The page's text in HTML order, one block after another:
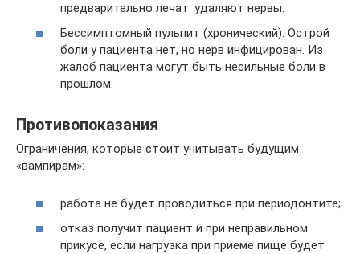
предварительно лечат: удаляют нервы.
Бессимптомный пульпит (хронический). Острой
боли у пациента нет, но нерв инфицирован. Из
жалоб пациента могут быть несильные боли в
прошлом.
Противопоказания
Ограничения, которые стоит учитывать будущим
«вампирам»:
работа не будет проводиться при периодонтите;
отказ получит пациент и при неправильном
прикусе, если нагрузка при приеме пище будет